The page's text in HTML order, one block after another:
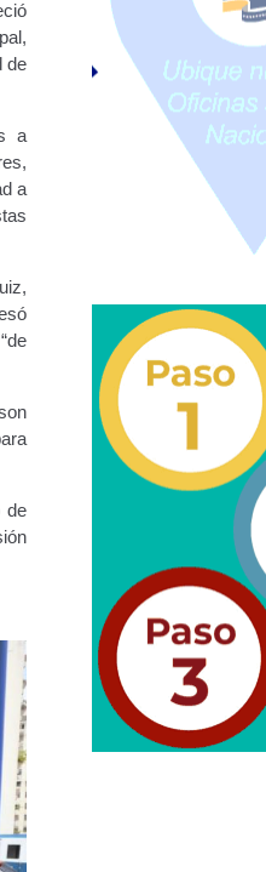
– Frecuentes
(3°).
Segundo Grado (2°) –
Internacional
en Estacionamiento de
de
a
a
de